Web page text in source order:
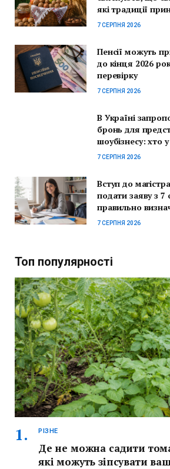
які традиції
7 СЕРПНЯ 2026
Пенсії можуть
до кінця 2026
перевірку
7 СЕРПНЯ 2026
В Україні
бронь для
шоубізнесу: хто
7 СЕРПНЯ 2026
Вступ до
подати заяву з 7
правильно
7 СЕРПНЯ 2026
Топ популярності
РІЗНЕ
Де не можна садити
які можуть зіпсувати